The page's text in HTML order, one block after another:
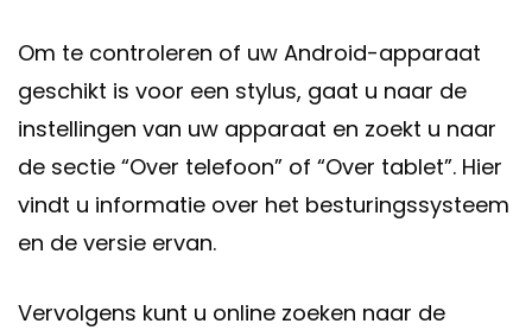
Om te controleren of uw Android-apparaat
geschikt is voor een stylus, gaat u naar de
instellingen van uw apparaat en zoekt u naar
de sectie “Over telefoon” of “Over tablet”. Hier
vindt u informatie over het besturingssysteem
en de versie ervan.
Vervolgens kunt u online zoeken naar de